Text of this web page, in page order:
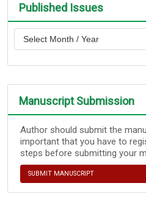
Published Issues
Manuscript Submission
Author should submit the
important that you have to
steps before submitting your
SUBMIT MANUSCRIPT